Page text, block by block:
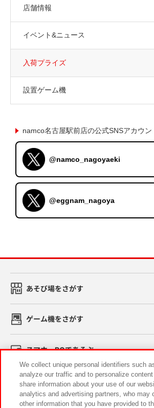
店舗情報
イベント&ニュース
入荷プライズ
設置ゲーム機
namco名古屋駅前店の公式SNSアカウン
@namco_nagoyaeki
@eggnam_nagoya
あそび場をさがす
ゲーム機をさがす
スマホ・PCであそぶ
イベント・キャンペーン
We collect unique personal identifiers such
analyze our traffic and to personalize
share information about your use of our
analytics and advertising partners, who may
other information that you have provided to